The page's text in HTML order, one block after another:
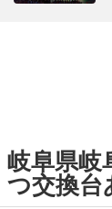
岐阜県岐
つ交換台